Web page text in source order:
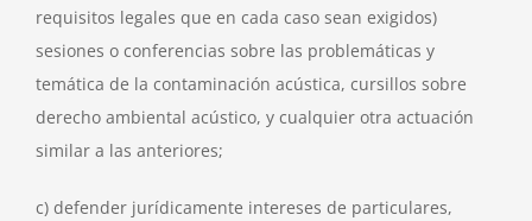
requisitos legales que en cada caso sean exigidos)
sesiones o conferencias sobre las problemáticas y
temática de la contaminación acústica, cursillos sobre
derecho ambiental acústico, y cualquier otra actuación
similar a las anteriores;
c) defender jurídicamente intereses de particulares,